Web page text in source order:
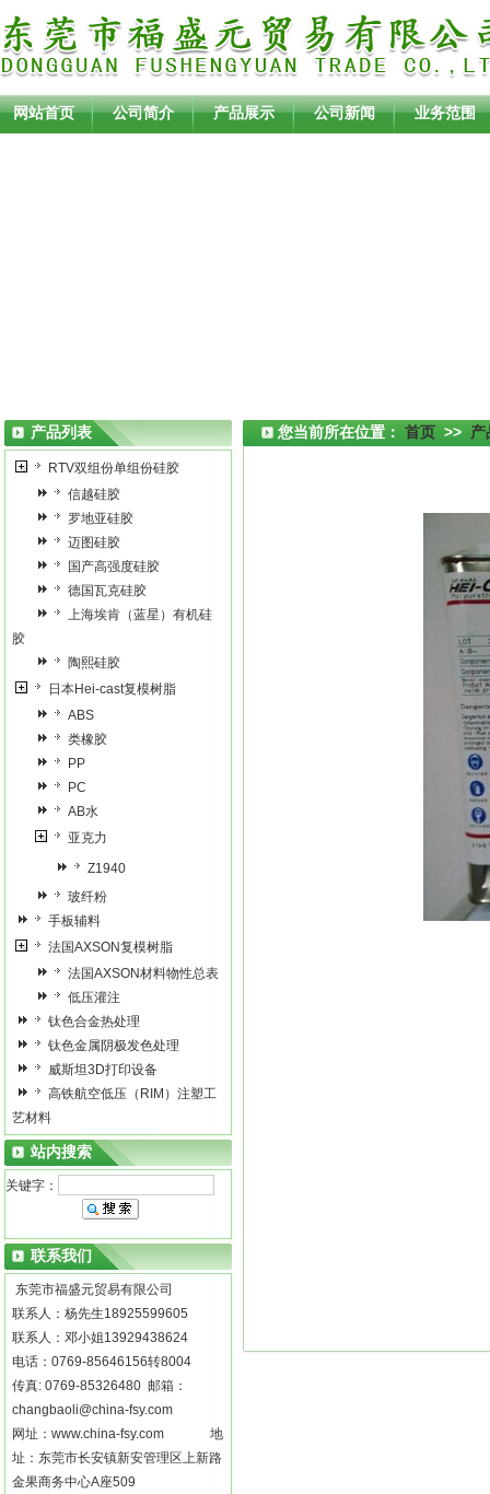
网站首页 公司简介 产品展示 公司新闻 业务范围
产品列表
RTV双组份单组份硅胶
信越硅胶
罗地亚硅胶
迈图硅胶
国产高强度硅胶
德国瓦克硅胶
上海埃肯（蓝星）有机硅
胶
陶熙硅胶
日本Hei-cast复模树脂
ABS
类橡胶
PP
PC
AB水
亚克力
Z1940
玻纤粉
手板辅料
法国AXSON复模树脂
法国AXSON材料物性总表
低压灌注
钛色合金热处理
钛色金属阴极发色处理
威斯坦3D打印设备
高铁航空低压（RIM）注塑工
艺材料
站内搜索
关键字：
联系我们
东莞市福盛元贸易有限公司
联系人：杨先生18925599605
联系人：邓小姐13929438624
电话：0769-85646156转8004
传真: 0769-85326480 邮箱：
changbaoli@china-fsy.com
网址： www.china-fsy.com 地
址：东莞市长安镇新安管理区上新路
金果商务中心A座509
您当前所在位置： 首页 >> 产